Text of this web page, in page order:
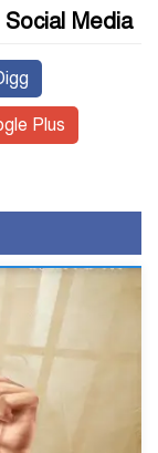
Media
Plus